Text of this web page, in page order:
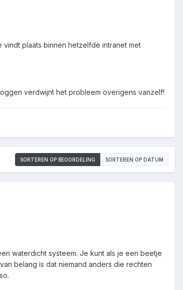
plaats binnen hetzelfde intranet met
verdwijnt het probleem overigens vanzelf!
SORTEREN OP BEOORDELING SORTEREN OP DATUM
waterdicht systeem. Je kunt als je een beetje
belang is dat niemand anders die rechten